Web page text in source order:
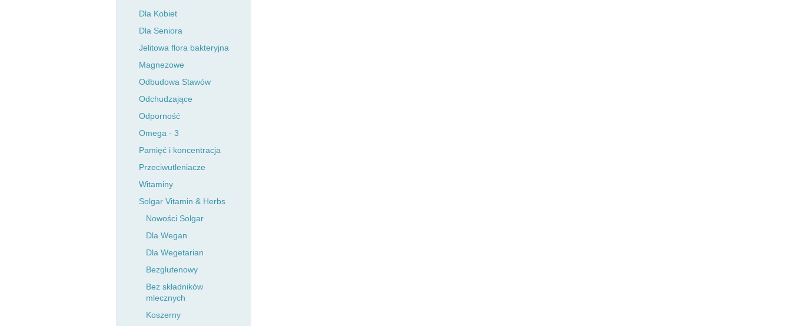
Dla Kobiet
Dla Seniora
Jelitowa flora bakteryjna
Magnezowe
Odbudowa Stawów
Odchudzające
Odporność
Omega - 3
Pamięć i koncentracja
Przeciwutleniacze
Witaminy
Solgar Vitamin & Herbs
Nowości Solgar
Dla Wegan
Dla Wegetarian
Bezglutenowy
Bez składników
mlecznych
Koszerny